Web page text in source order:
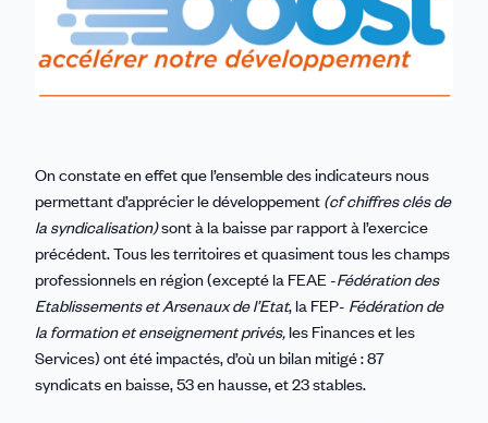
On constate en effet que l’ensemble des indicateurs nous
permettant d’apprécier le développement (cf chiffres clés de
la syndicalisation)sont à la baisse par rapport à l’exercice
précédent. Tous les territoires et quasiment tous les champs
professionnels en région (excepté la FEAE -Fédération des
Etablissements et Arsenaux de l’Etat, la FEP- Fédération de
la formation et enseignement privés, les Finances et les
Services) ont été impactés, d’où un bilan mitigé : 87
syndicats en baisse, 53 en hausse, et 23 stables.